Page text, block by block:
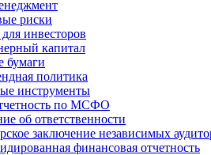
риски
инвесторов
капитал
бумаги
политика
инструменты
по МСФО
об ответственности
заключение независимых
финансовая отчетность